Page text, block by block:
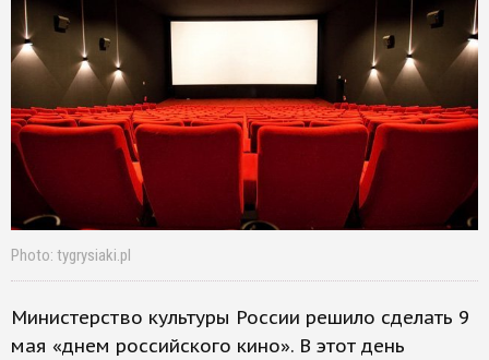
Photo: tygrysiaki.pl
Министерство культуры России решило сделать 9
мая «днем российского кино». В этот день